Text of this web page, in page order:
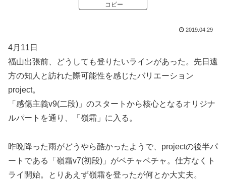
コピー
2019.04.29
4月11日
福山出張前、どうしても登りたいラインがあった。先日遠
方の知人と訪れた際可能性を感じたバリエーション
project。
「感傷主義v9(二段)」のスタートから核心となるオリジナ
ルパートを通り、「嶺霜」に入る。
昨晩降った雨がどうやら酷かったようで、projectの後半パ
ートである「嶺霜v7(初段)」がベチャベチャ。仕方なくト
ライ開始。とりあえず嶺霜を登ったが何とか大丈夫。